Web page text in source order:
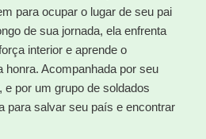
para ocupar o lugar de seu pai
de sua jornada, ela enfrenta
interior e aprende o
honra. Acompanhada por seu
e por um grupo de soldados
para salvar seu país e encontrar